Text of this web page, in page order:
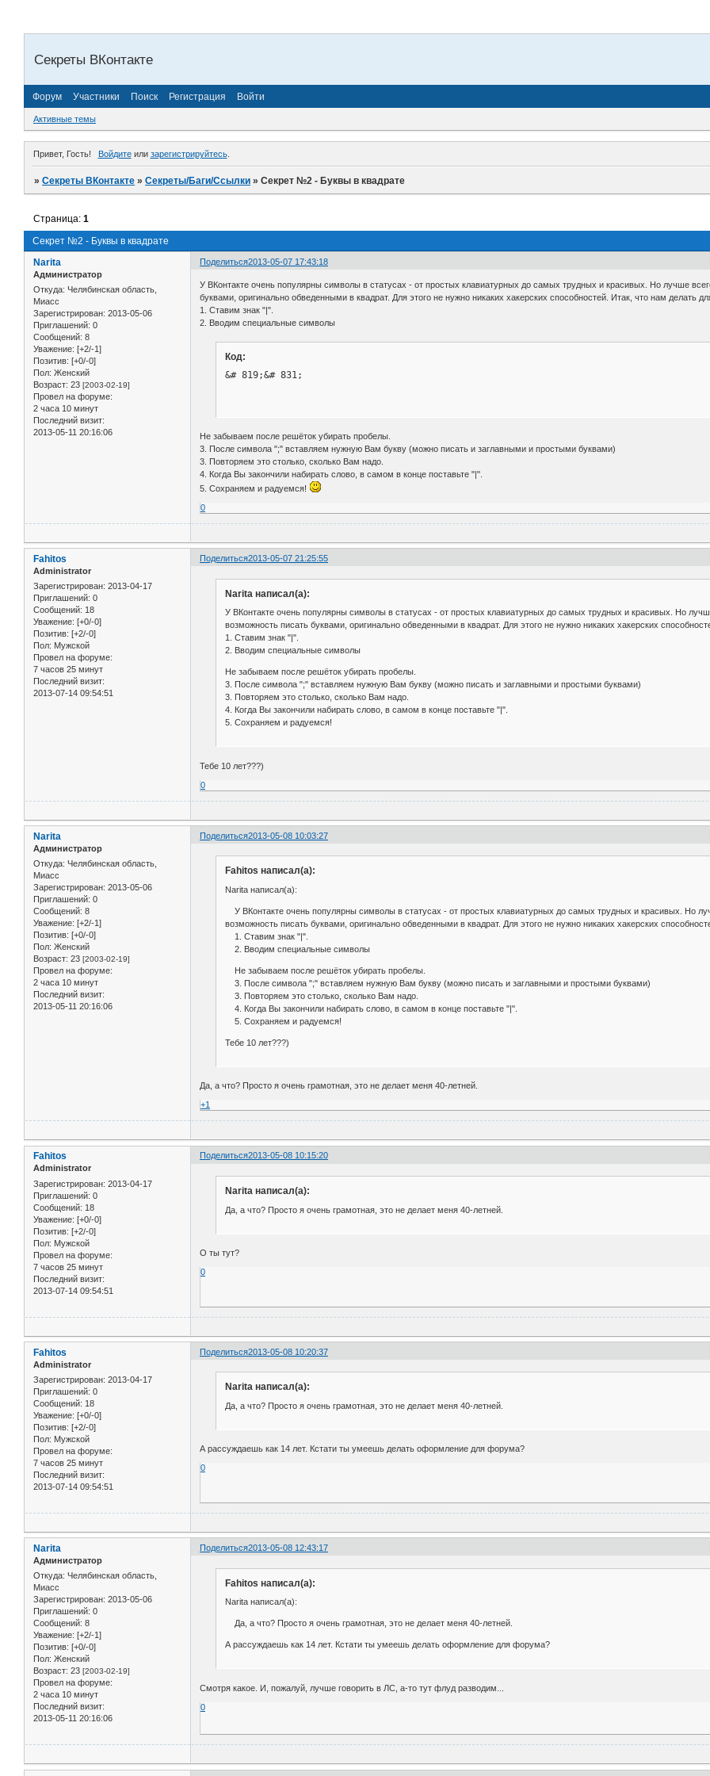
Секреты ВКонтакте
Форум Участники Поиск Регистрация Войти
Активные темы
Привет, Гость! Войдитеили зарегистрируйтесь.
»Секреты ВКонтакте »Секреты/Баги/Ссылки »Секрет №2 - Буквы в квадрате
Секрет №2 - Буквы в квадрате
Страница:1
Поделиться2013-05-07 17:43:18
Narita
Администратор
Откуда: Челябинская область,
Миасс
Зарегистрирован: 2013-05-06
Приглашений: 0
Сообщений: 8
Уважение: [+2/-1]
Позитив: [+0/-0]
Пол: Женский
Возраст: 23 [2003-02-19]
Провел на форуме:
2 часа 10 минут
Последний визит:
2013-05-11 20:16:06
У ВКонтакте очень популярны символы в статусах - от простых клавиатурных до самых трудных и красивых. Но лучше
буквами, оригинально обведенными в квадрат. Для этого не нужно никаких хакерских способностей. Итак, что нам делать
1. Ставим знак "|".
2. Вводим специальные символы
Код:
&# 819;&# 831;
Не забываем после решёток убирать пробелы.
3. После символа ";" вставляем нужную Вам букву (можно писать и заглавными и простыми буквами)
3. Повторяем это столько, сколько Вам надо.
4. Когда Вы закончили набирать слово, в самом в конце поставьте "|".
5. Сохраняем и радуемся!
0
Поделиться2013-05-07 21:25:55
Fahitos
Administrator
Зарегистрирован: 2013-04-17
Приглашений: 0
Сообщений: 18
Уважение: [+0/-0]
Позитив: [+2/-0]
Пол: Мужской
Провел на форуме:
7 часов 25 минут
Последний визит:
2013-07-14 09:54:51
Narita написал(а):
У ВКонтакте очень популярны символы в статусах - от простых клавиатурных до самых трудных и красивых. Но
возможность писать буквами, оригинально обведенными в квадрат. Для этого не нужно никаких хакерских
1. Ставим знак "|".
2. Вводим специальные символы
Не забываем после решёток убирать пробелы.
3. После символа ";" вставляем нужную Вам букву (можно писать и заглавными и простыми буквами)
3. Повторяем это столько, сколько Вам надо.
4. Когда Вы закончили набирать слово, в самом в конце поставьте "|".
5. Сохраняем и радуемся!
Тебе 10 лет???)
0
Поделиться2013-05-08 10:03:27
Narita
Администратор
Откуда: Челябинская область,
Миасс
Зарегистрирован: 2013-05-06
Приглашений: 0
Сообщений: 8
Уважение: [+2/-1]
Позитив: [+0/-0]
Пол: Женский
Возраст: 23 [2003-02-19]
Провел на форуме:
2 часа 10 минут
Последний визит:
2013-05-11 20:16:06
Fahitos написал(а):
Narita написал(а):
У ВКонтакте очень популярны символы в статусах - от простых клавиатурных до самых трудных и красивых. Но
возможность писать буквами, оригинально обведенными в квадрат. Для этого не нужно никаких хакерских
1. Ставим знак "|".
2. Вводим специальные символы
Не забываем после решёток убирать пробелы.
3. После символа ";" вставляем нужную Вам букву (можно писать и заглавными и простыми буквами)
3. Повторяем это столько, сколько Вам надо.
4. Когда Вы закончили набирать слово, в самом в конце поставьте "|".
5. Сохраняем и радуемся!
Тебе 10 лет???)
Да, а что? Просто я очень грамотная, это не делает меня 40-летней.
+1
Поделиться2013-05-08 10:15:20
Fahitos
Administrator
Зарегистрирован: 2013-04-17
Приглашений: 0
Сообщений: 18
Уважение: [+0/-0]
Позитив: [+2/-0]
Пол: Мужской
Провел на форуме:
7 часов 25 минут
Последний визит:
2013-07-14 09:54:51
Narita написал(а):
Да, а что? Просто я очень грамотная, это не делает меня 40-летней.
О ты тут?
0
Поделиться2013-05-08 10:20:37
Fahitos
Administrator
Зарегистрирован: 2013-04-17
Приглашений: 0
Сообщений: 18
Уважение: [+0/-0]
Позитив: [+2/-0]
Пол: Мужской
Провел на форуме:
7 часов 25 минут
Последний визит:
2013-07-14 09:54:51
Narita написал(а):
Да, а что? Просто я очень грамотная, это не делает меня 40-летней.
А рассуждаешь как 14 лет. Кстати ты умеешь делать оформление для форума?
0
Поделиться2013-05-08 12:43:17
Narita
Администратор
Откуда: Челябинская область,
Миасс
Зарегистрирован: 2013-05-06
Приглашений: 0
Сообщений: 8
Уважение: [+2/-1]
Позитив: [+0/-0]
Пол: Женский
Возраст: 23 [2003-02-19]
Провел на форуме:
2 часа 10 минут
Последний визит:
2013-05-11 20:16:06
Fahitos написал(а):
Narita написал(а):
Да, а что? Просто я очень грамотная, это не делает меня 40-летней.
А рассуждаешь как 14 лет. Кстати ты умеешь делать оформление для форума?
Смотря какое. И, пожалуй, лучше говорить в ЛС, а-то тут флуд разводим...
0